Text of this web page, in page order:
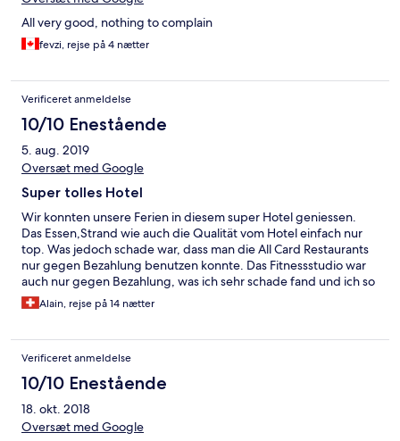
All very good, nothing to complain
fevzi, rejse på 4 nætter
Verificeret anmeldelse
10/10 Enestående
5. aug. 2019
Oversæt med Google
Super tolles Hotel
Wir konnten unsere Ferien in diesem super Hotel geniessen.
Das Essen,Strand wie auch die Qualität vom Hotel einfach nur
top. Was jedoch schade war, dass man die All Card Restaurants
nur gegen Bezahlung benutzen konnte. Das Fitnessstudio war
auch nur gegen Bezahlung, was ich sehr schade fand und ich so
in einem solchen top Hotel noch nie erlebt habe. Aber das sind
schon die einzigen zwei Sachen die uns gestört haben.
Alain, rejse på 14 nætter
Verificeret anmeldelse
10/10 Enestående
18. okt. 2018
Oversæt med Google